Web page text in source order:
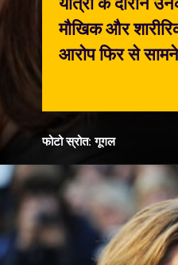
मौखिक और
आरोप फिर से
फोटो स्रोत: गूगल